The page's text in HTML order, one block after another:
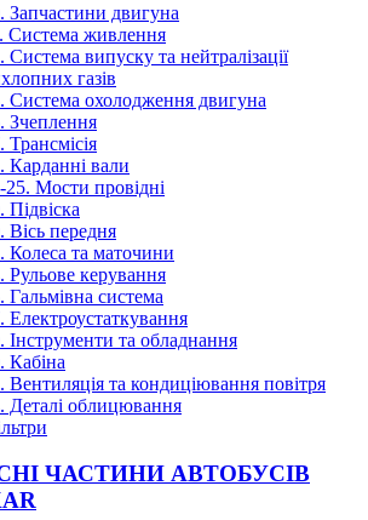
Запчастини двигуна
Система живлення
Система випуску та нейтралізації
газів
Система охолодження двигуна
Зчеплення
Трансмісія
Карданні вали
25. Мости провідні
Підвіска
Вісь передня
Колеса та маточини
Рульове керування
Гальмівна система
Електроустаткування
Інструменти та обладнання
Кабіна
Вентиляція та кондиціювання повітря
Деталі облицювання
ЧАСТИНИ АВТОБУСІВ